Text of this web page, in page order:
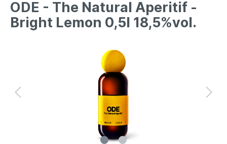
ODE - The Natural Aperitif -
Bright Lemon 0,5l 18,5%vol.